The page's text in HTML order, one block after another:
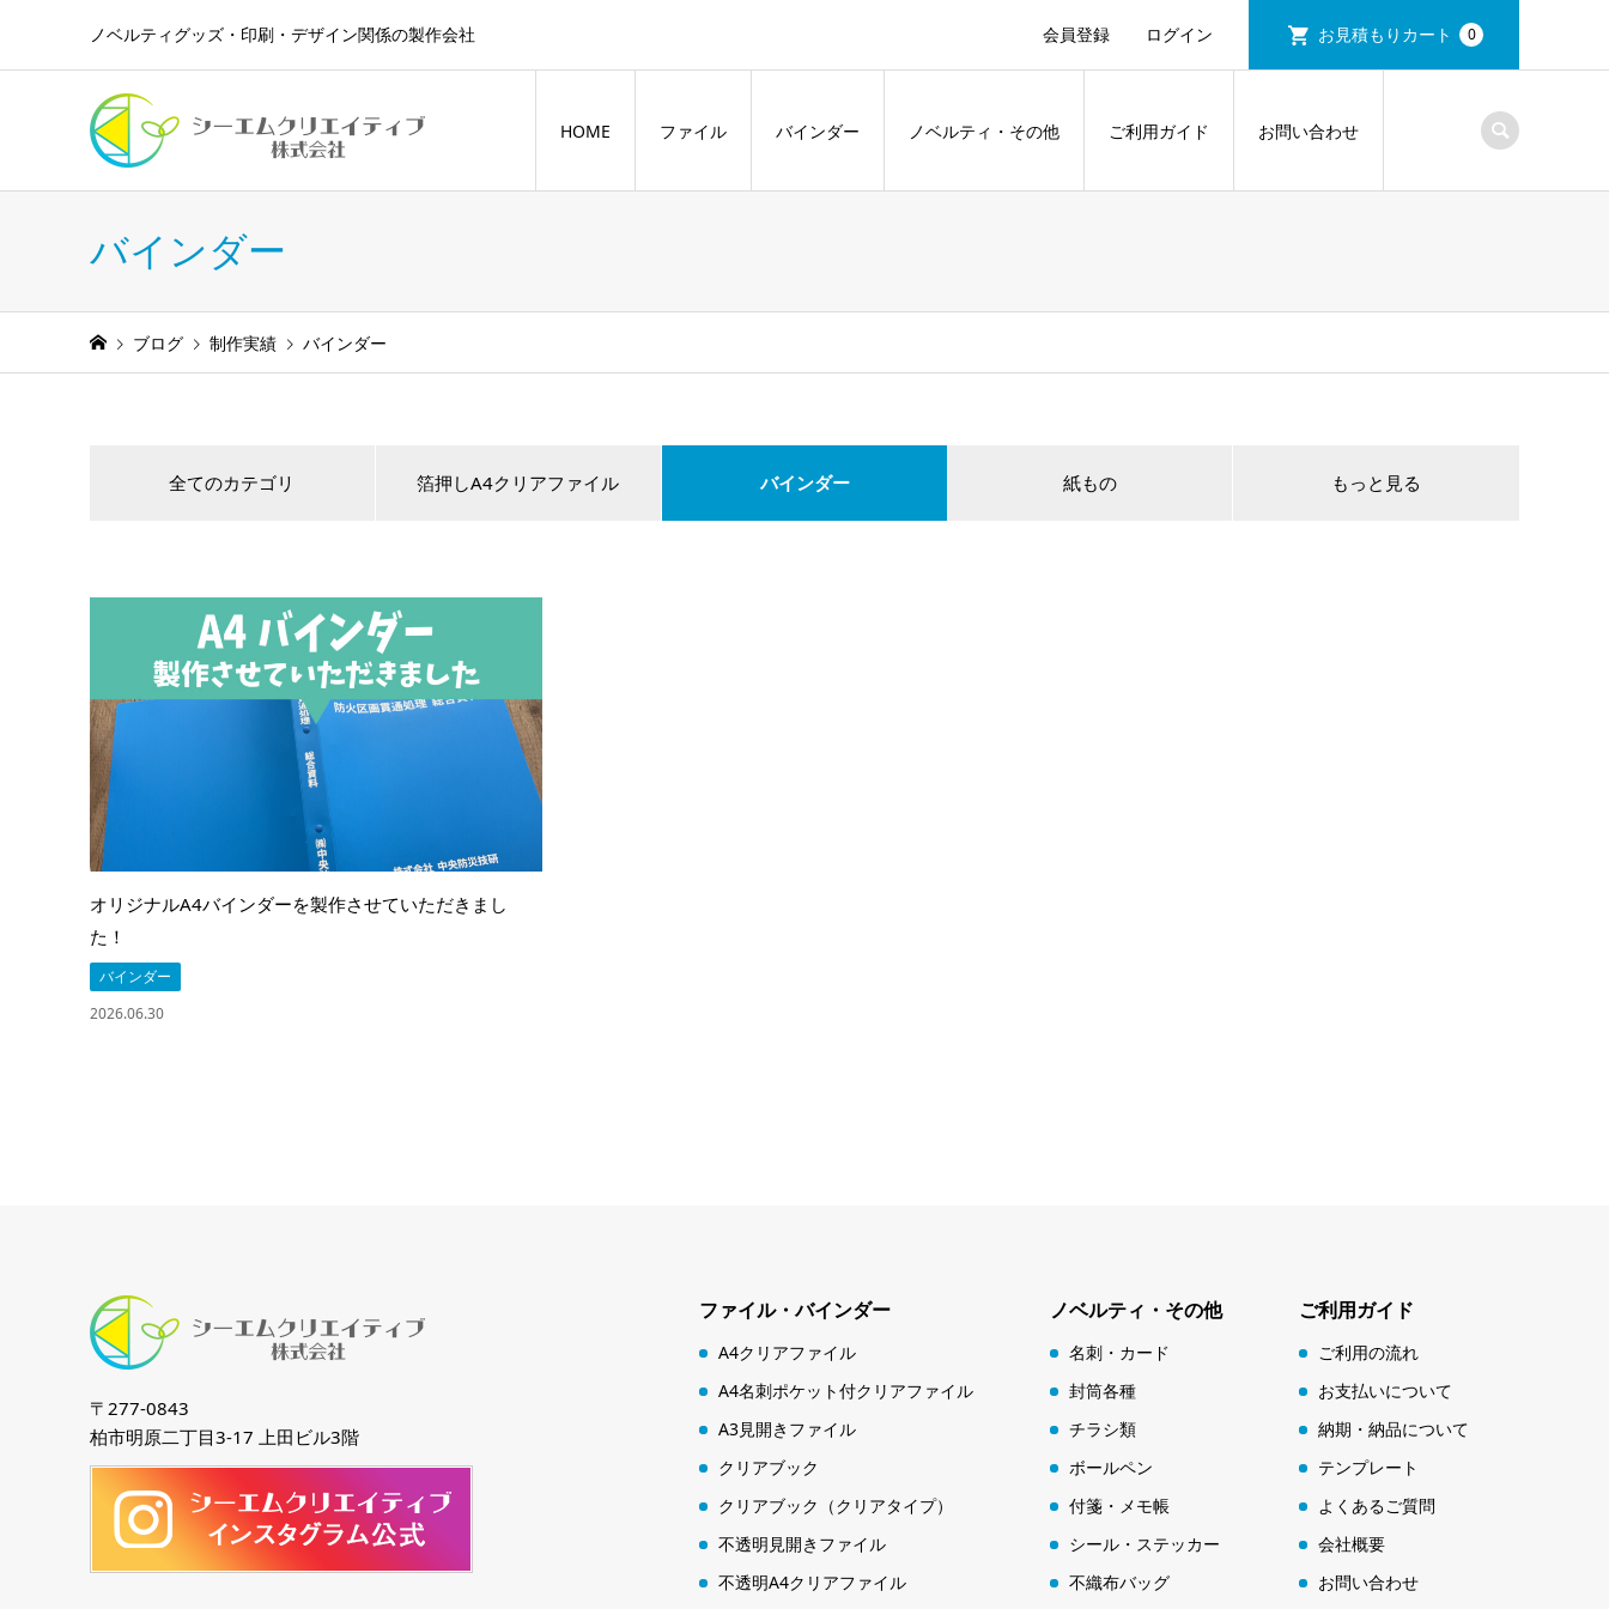
ノベルティグッズ・印刷・デザイン関係の製作会社 会員登録 ログイン お見積もりカート 0
HOME ファイル バインダー ノベルティ・その他 ご利用ガイド お問い合わせ
バインダー
ブログ 制作実績 バインダー
全てのカテゴリ 箔押しA4クリアファイル バインダー 紙もの もっと見る
オリジナルA4バインダーを製作させていただきまし
た！
バインダー
2026.06.30
〒277-0843
柏市明原二丁目3-17 上田ビル3階
ファイル・バインダー
A4クリアファイル
A4名刺ポケット付クリアファイル
A3見開きファイル
クリアブック
クリアブック（クリアタイプ）
不透明見開きファイル
不透明A4クリアファイル
ノベルティ・その他
名刺・カード
封筒各種
チラシ類
ボールペン
付箋・メモ帳
シール・ステッカー
不織布バッグ
ご利用ガイド
ご利用の流れ
お支払いについて
納期・納品について
テンプレート
よくあるご質問
会社概要
お問い合わせ